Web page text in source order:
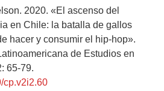
2020. «El ascenso del
en Chile: la batalla de gallos
hacer y consumir el hip-hop».
de Estudios en
65-79.
cp.v2i2.60